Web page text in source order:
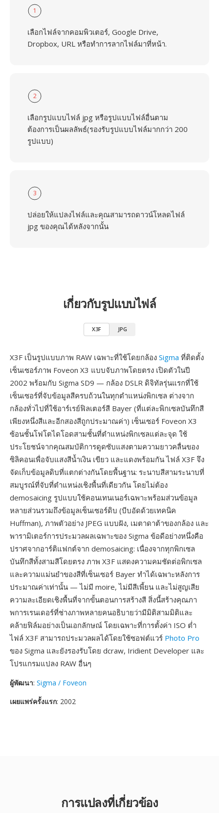
1
เลือกไฟล์จากคอมพิวเตอร์, Google Drive,
Dropbox, URL หรือทำการลากไฟล์มาที่หน้า.
2
เลือกรูปแบบไฟล์ jpg หรือรูปแบบไฟล์อื่นตาม
ต้องการเป็นผลลัพธ์(รองรับรูปแบบไฟล์มากกว่า 200
รูปแบบ)
3
ปล่อยให้แปลงไฟล์และคุณสามารถดาวน์โหลดไฟล์
jpg ของคุณได้หลังจากนั้น
เกี่ยวกับรูปแบบไฟล์
X3F JPG
X3F เป็นรูปแบบภาพ RAW เฉพาะที่ใช้โดยกล้อง Sigma ที่ติดตั้ง
เซ็นเซอร์ภาพ Foveon X3 แบบจับภาพโดยตรง เปิดตัวในปี
2002 พร้อมกับ Sigma SD9 — กล้อง DSLR ดิจิทัลรุ่นแรกที่ใช้
เซ็นเซอร์ที่จับข้อมูลสีครบถ้วนในทุกตำแหน่งพิกเซล ต่างจาก
กล้องทั่วไปที่ใช้อาร์เรย์ฟิลเตอร์สี Bayer (ที่แต่ละพิกเซลบันทึกสี
เพียงหนึ่งสีและอีกสองสีถูกประมาณค่า) เซ็นเซอร์ Foveon X3
ซ้อนชั้นโฟโตไดโอดสามชั้นที่ตำแหน่งพิกเซลแต่ละจุด ใช้
ประโยชน์จากคุณสมบัติการดูดซับแสงตามความยาวคลื่นของ
ซิลิคอนเพื่อจับแสงสีน้ำเงิน เขียว และแดงพร้อมกัน ไฟล์ X3F จึง
จัดเก็บข้อมูลดิบที่แตกต่างกันโดยพื้นฐาน: ระนาบสีสามระนาบที่
สมบูรณ์ที่จับที่ตำแหน่งเชิงพื้นที่เดียวกัน โดยไม่ต้อง
demosaicing รูปแบบใช้คอนเทนเนอร์เฉพาะพร้อมส่วนข้อมูล
หลายส่วนรวมถึงข้อมูลเซ็นเซอร์ดิบ (บีบอัดด้วยเทคนิค
Huffman), ภาพตัวอย่าง JPEG แบบฝัง, เมตาดาต้าของกล้อง และ
พารามิเตอร์การประมวลผลเฉพาะของ Sigma ข้อดีอย่างหนึ่งคือ
ปราศจากอาร์ติแฟกต์จาก demosaicing: เนื่องจากทุกพิกเซล
บันทึกสีทั้งสามสีโดยตรง ภาพ X3F แสดงความคมชัดต่อพิกเซล
และความแม่นยำของสีที่เซ็นเซอร์ Bayer ทำได้เฉพาะหลังการ
ประมาณค่าเท่านั้น — ไม่มี moire, ไม่มีสีเพี้ยน และไม่สูญเสีย
ความละเอียดเชิงพื้นที่จากขั้นตอนการสร้างสี สิ่งนี้สร้างคุณภา
พการเรนเดอร์ที่ช่างภาพหลายคนอธิบายว่ามีมิติสามมิติและ
คล้ายฟิล์มอย่างเป็นเอกลักษณ์ โดยเฉพาะที่การตั้งค่า ISO ต่ำ
ไฟล์ X3F สามารถประมวลผลได้โดยใช้ซอฟต์แวร์ Photo Pro
ของ Sigma และยังรองรับโดย dcraw, Iridient Developer และ
โปรแกรมแปลง RAW อื่นๆ
ผู้พัฒนา: Sigma / Foveon
เผยแพร่ครั้งแรก: 2002
การแปลงที่เกี่ยวข้อง